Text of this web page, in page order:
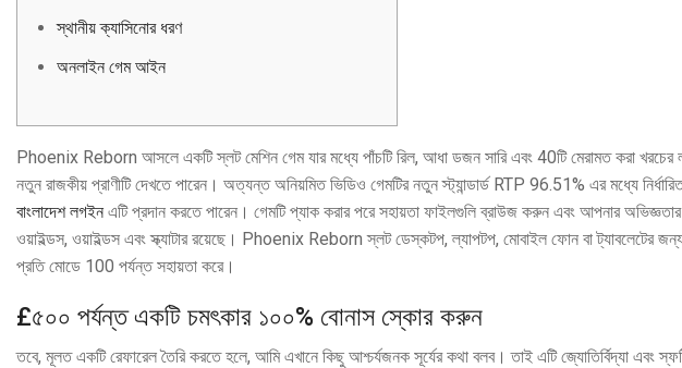
স্থানীয় ক্যাসিনোর ধরণ
অনলাইন গেম আইন
Phoenix Reborn আসলে একটি স্লট মেশিন গেম যার মধ্যে পাঁচটি রিল, আধা ডজন সারি এবং 40টি মেরামত করা
নতুন রাজকীয় প্রাণীটি দেখতে পারেন। অত্যন্ত অনিয়মিত ভিডিও গেমটির নতুন স্ট্যান্ডার্ড RTP 96.51% এর মধ্যে
বাংলাদেশ লগইন এটি প্রদান করতে পারেন। গেমটি প্যাক করার পরে সহায়তা ফাইলগুলি ব্রাউজ করুন এবং আপনার
ওয়াইল্ডস, ওয়াইল্ডস এবং স্ক্যাটার রয়েছে। Phoenix Reborn স্লট ডেস্কটপ, ল্যাপটপ, মোবাইল ফোন বা ট্যাবলেটের
প্রতি মোডে 100 পর্যন্ত সহায়তা করে।
£৫০০ পর্যন্ত একটি চমৎকার ১০০% বোনাস স্কোর করুন
তবে, মূলত একটি রেফারেল তৈরি করতে হলে, আমি এখানে কিছু আশ্চর্যজনক সূর্যের কথা বলব। তাই এটি জ্যোতির্বিদ্যা এবং